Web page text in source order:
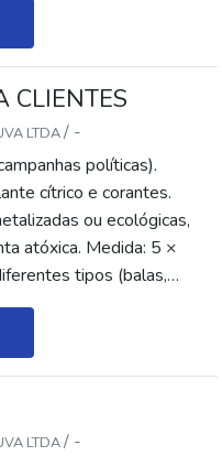
CLIENTES
LTDA/ -
políticas).
cítrico e corantes.
ou ecológicas,
atóxica. Medida: 5 ×
tipos (balas,
LTDA/ -